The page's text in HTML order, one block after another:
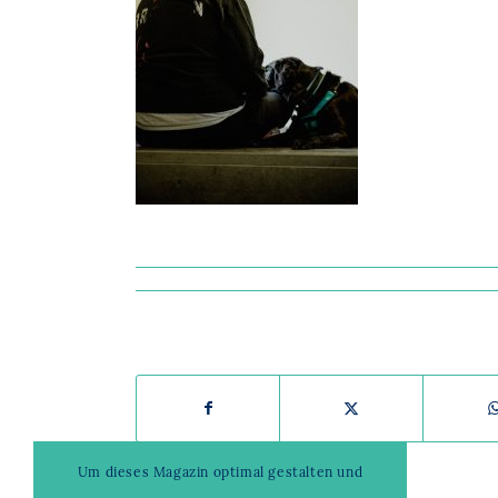
Um dieses Magazin optimal gestalten und